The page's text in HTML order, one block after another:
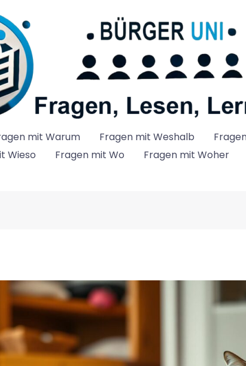
mit Warum Fragen mit Weshalb
Wieso Fragen mit Wo Fragen mit Woher